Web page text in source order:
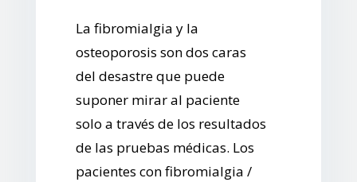
La fibromialgia y la
osteoporosis son dos caras
del desastre que puede
suponer mirar al paciente
solo a través de los resultados
de las pruebas médicas. Los
pacientes con fibromialgia /